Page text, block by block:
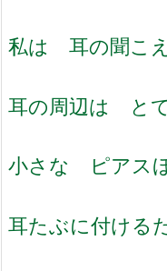
私は 耳の聞こ
耳の周辺は とて
小さな ピアス
耳たぶに付ける